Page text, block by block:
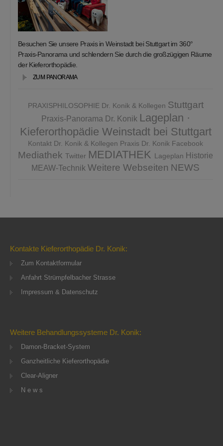
Besuchen Sie unsere Praxis in Weinstadt bei Stuttgart im 360°
Praxis-Panorama und schlendern Sie durch die großzügigen Räume
der Kieferorthopädie.
ZUM PANORAMA
PRAXISPHILOSOPHIE Dr. Konik & Kollegen Stuttgart
Praxis-Panorama Dr. Konik Lageplan ·
Kieferorthopädie Weinstadt bei Stuttgart
Kontakt Dr. Konik & Kollegen Praxis Dr. Konik Facebook
Mediathek Twitter MEDIATHEK Lageplan Historie
MEAW-Technik Weitere Webseiten NEWS
Kontakte Kieferorthopädie Dr. Konik:
Zum Kontaktformular
Anfahrt Strümpfelbacher Strasse
Impressum & Datenschutz
Weitere Behandlungssysteme Dr. Konik:
Damon-Bracket-System
Ganzheitliche Kieferorthopädie
Clear-Aligner
N e w s